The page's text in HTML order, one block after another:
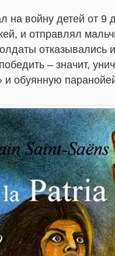
на войну детей от 9
и отправлял
отказывались
– значит,
и обуянную